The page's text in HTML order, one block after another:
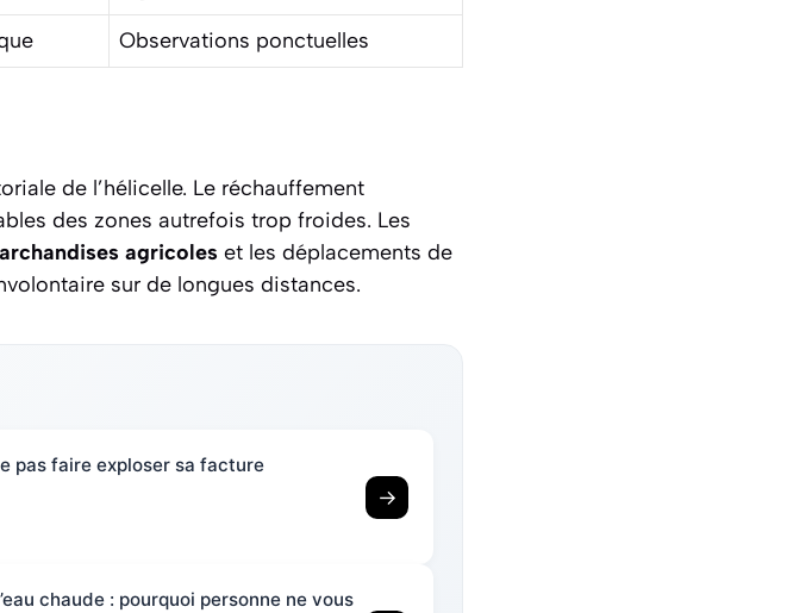
Observations ponctuelles
de l’hélicelle. Le réchauffement
des zones autrefois trop froides. Les
agricoles et les déplacements de
sur de longues distances.
pas faire exploser sa facture
→
chaude : pourquoi personne ne vous